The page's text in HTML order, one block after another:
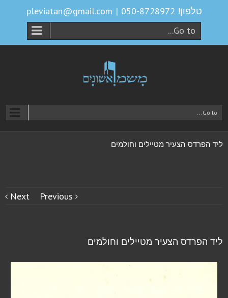
טלפון! 050-8728972 |
pleviatan@gmail.com
Go to...
Go to...
ליד הפרדס הצעיר מטיילים וחולמים
Previous
Next
ליד הפרדס הצעיר מטיילים וחולמים